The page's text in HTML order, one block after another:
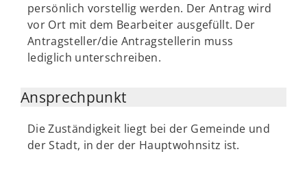
persönlich vorstellig werden. Der Antrag wird
vor Ort mit dem Bearbeiter ausgefüllt. Der
Antragsteller/die Antragstellerin muss
lediglich unterschreiben.
Ansprechpunkt
Die Zuständigkeit liegt bei der Gemeinde und
der Stadt, in der der Hauptwohnsitz ist.